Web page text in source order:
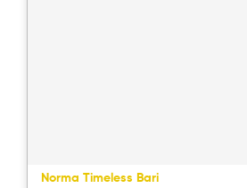
Norma Timeless Bari